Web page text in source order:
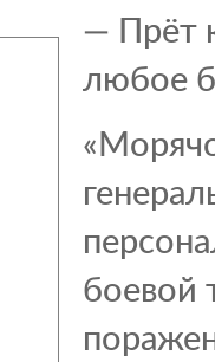
— Прёт
любое
боевой